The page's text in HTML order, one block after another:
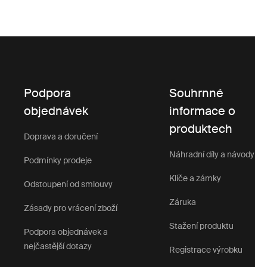
Podpora
objednávek
Doprava a doručení
Podmínky prodeje
Odstoupení od smlouvy
Zásady pro vrácení zboží
Podpora objednávek a
nejčastější dotazy
Souhrnné
informace o
produktech
Náhradní díly a návody
Klíče a zámky
Záruka
Stažení produktu
Registrace výrobku